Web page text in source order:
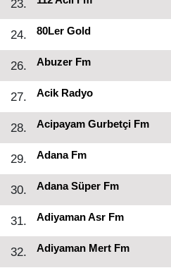
23.
24. 80Ler Gold
26. Abuzer Fm
27. Acik Radyo
28. Acipayam Gurbetçi Fm
29. Adana Fm
30. Adana Süper Fm
31. Adiyaman Asr Fm
32. Adiyaman Mert Fm